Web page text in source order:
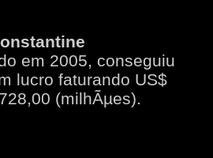
em 2005, conseguiu
lucro faturando US$
(milhÃµes).